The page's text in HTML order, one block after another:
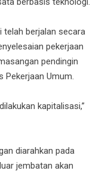
telah berjalan secara
pekerjaan
pendingin
Pekerjaan Umum.
kapitalisasi,”
diarahkan pada
jembatan akan